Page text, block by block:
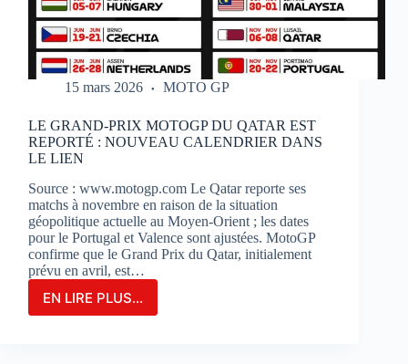
15 mars 2026 MOTO GP
LE GRAND-PRIX MOTOGP DU QATAR EST
REPORTÉ : NOUVEAU CALENDRIER DANS
LE LIEN
Source : www.motogp.com Le Qatar reporte ses
matchs à novembre en raison de la situation
géopolitique actuelle au Moyen-Orient ; les dates
pour le Portugal et Valence sont ajustées. MotoGP
confirme que le Grand Prix du Qatar, initialement
prévu en avril, est…
EN LIRE PLUS...
LE